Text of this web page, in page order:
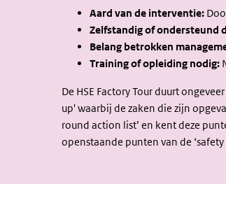
Aard van de interventie:
Zelfstandig of ondersteund
Belang betrokken
Training of opleiding nodig:
De HSE Factory Tour duurt
up' waarbij de zaken die zijn
round action list’ en kent deze
openstaande punten van de